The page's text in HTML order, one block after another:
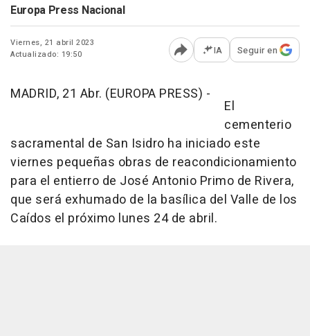
Europa Press Nacional
Viernes, 21 abril 2023
Actualizado: 19:50
Abrir opciones para
IA Seguir en
MADRID, 21 Abr. (EUROPA PRESS) -
El
cementerio
sacramental de San Isidro ha iniciado este
viernes pequeñas obras de reacondicionamiento
para el entierro de José Antonio Primo de Rivera,
que será exhumado de la basílica del Valle de los
Caídos el próximo lunes 24 de abril.